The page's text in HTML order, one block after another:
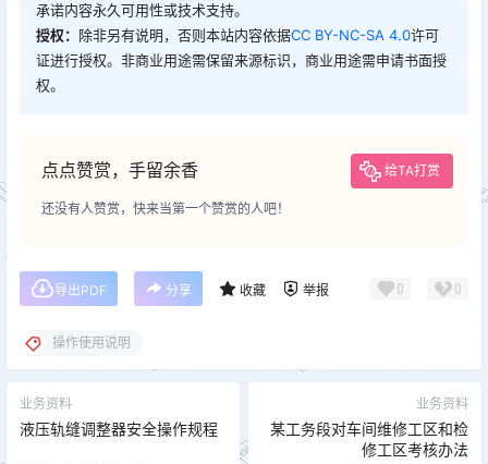
承诺内容永久可用性或技术支持。
授权： 除非另有说明，否则本站内容依据CC BY-NC-SA 4.0许可
证进行授权。非商业用途需保留来源标识，商业用途需申请书面授
权。
点点赞赏，手留余香 给TA打赏
还没有人赞赏，快来当第一个赞赏的人吧！
导出PDF 分享 收藏 举报 0 0
操作使用说明
业务资料
液压轨缝调整器安全操作规程
业务资料
某工务段对车间维修工区和检
修工区考核办法